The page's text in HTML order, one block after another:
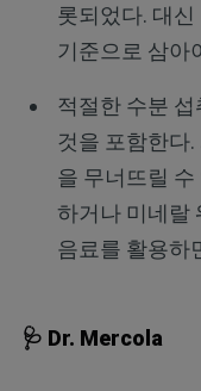
롯되었다. 대
기준으로 삼아
적절한 수분
것을 포함한다
을 무너뜨릴 수
하거나 미네랄
음료를 활용하
🩺 Dr. Mercola